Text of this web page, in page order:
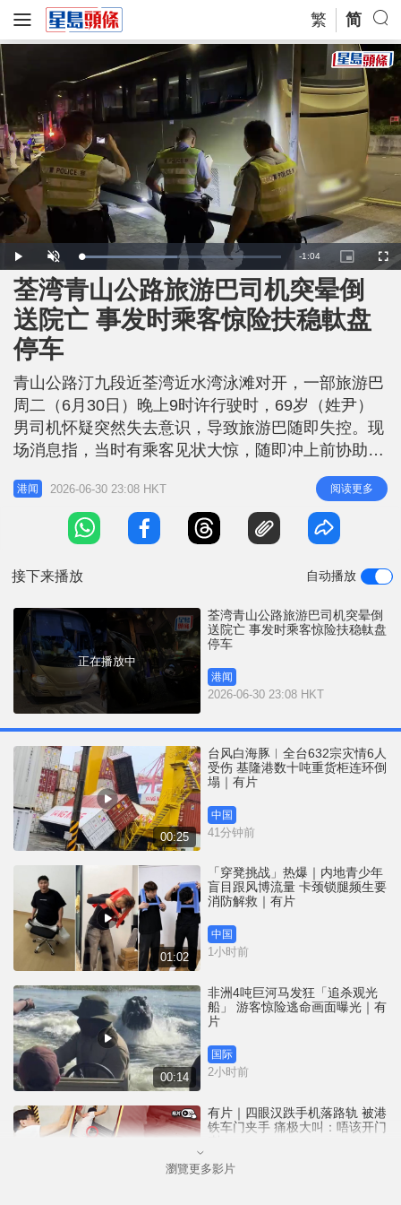
繁 简
P
l
a
y
U
n
m
u
t
e
L
o
a
d
e
d
:
4
8
R
e
m
n
-1:04
P
i
c
t
u
e
-
i
c
t
r
F
u
荃湾青山公路旅游巴司机突晕倒
送院亡 事发时乘客惊险扶稳軚盘
停车
青山公路汀九段近荃湾近水湾泳滩对开，一部旅游巴
周二（6月30日）晚上9时许行驶时，69岁（姓尹）
男司机怀疑突然失去意识，导致旅游巴随即失控。现
场消息指，当时有乘客见状大惊，随即冲上前协助扶
稳軚盘，其间曾左摇右摆撞壆，情况惊险，幸最终旅
游巴被煞停。 救护员接报赶至，将昏迷司机送往仁
济医院抢救，于晚上10时35分被证实死亡。车上一名
23岁的旅游巴内地女乘客头部受伤，清醒被送往仁济
港闻 2026-06-30 23:08 HKT 阅读更多
接下来播放 自动播放
正在播放中
荃湾青山公路旅游巴司机突晕倒
送院亡 事发时乘客惊险扶稳軚盘
停车
港闻
2026-06-30 23:08 HKT
00:25
台风白海豚︱全台632宗灾情6人
受伤 基隆港数十吨重货柜连环倒
塌｜有片
中国
41分钟前
01:02
「穿凳挑战」热爆｜内地青少年
盲目跟风博流量 卡颈锁腿频生要
消防解救｜有片
中国
1小时前
00:14
非洲4吨巨河马发狂「追杀观光
船」 游客惊险逃命画面曝光｜有
片
国际
2小时前
有片｜四眼汉跌手机落路轨 被港
铁车门夹手 痛极大叫：唔该开门
港闻
瀏覽更多影片